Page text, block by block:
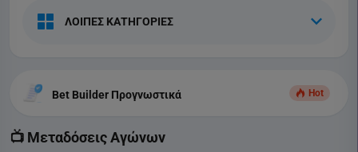
ΛΟΙΠΕΣ ΚΑΤΗΓΟΡΙΕΣ
Bet Builder Προγνωστικά Hot
📺 Μεταδόσεις Αγώνων